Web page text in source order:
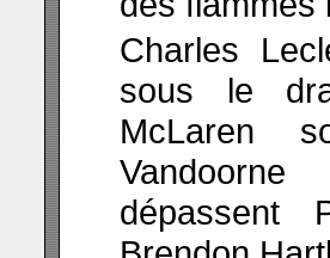
Charles
sous le
McLaren
dépassent